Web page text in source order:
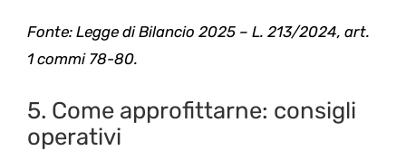
Fonte: Legge di Bilancio 2025 – L. 213/2024, art.
1 commi 78-80.
5. Come approfittarne: consigli
operativi